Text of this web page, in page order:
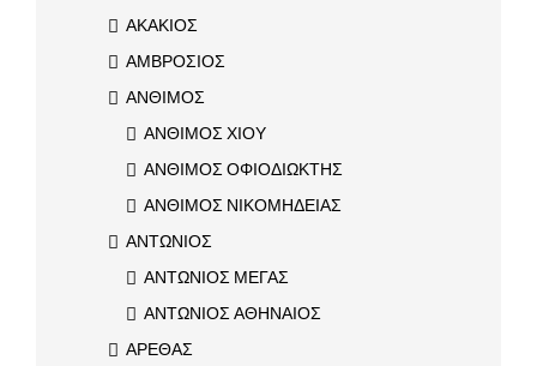
ΑΚΑΚΙΟΣ
ΑΜΒΡΟΣΙΟΣ
ΑΝΘΙΜΟΣ
ΑΝΘΙΜΟΣ ΧΙΟΥ
ΑΝΘΙΜΟΣ ΟΦΙΟΔΙΩΚΤΗΣ
ΑΝΘΙΜΟΣ ΝΙΚΟΜΗΔΕΙΑΣ
ΑΝΤΩΝΙΟΣ
ΑΝΤΩΝΙΟΣ ΜΕΓΑΣ
ΑΝΤΩΝΙΟΣ ΑΘΗΝΑΙΟΣ
ΑΡΕΘΑΣ